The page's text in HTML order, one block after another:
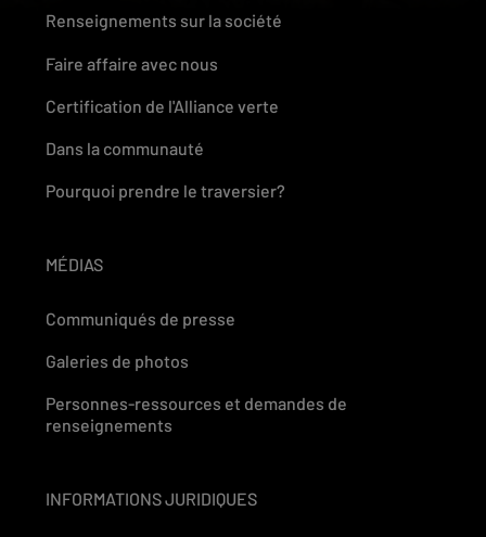
Renseignements sur la société
Faire affaire avec nous
Certification de l'Alliance verte
Dans la communauté
Pourquoi prendre le traversier?
MÉDIAS
Communiqués de presse
Galeries de photos
Personnes-ressources et demandes de
renseignements
INFORMATIONS JURIDIQUES